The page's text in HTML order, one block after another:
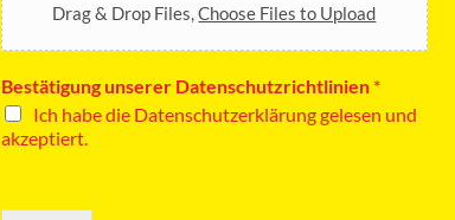
Drag & Drop Files,Choose Files to Upload
Bestätigung unserer Datenschutzrichtlinien *
Ich habe die Datenschutzerklärung gelesen und
akzeptiert.